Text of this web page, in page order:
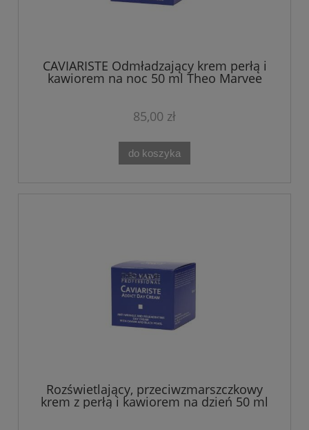
CAVIARISTE Odmładzający krem perłą i
kawiorem na noc 50 ml Theo Marvee
85,00 zł
do koszyka
Rozświetlający, przeciwzmarszczkowy
krem z perłą i kawiorem na dzień 50 ml
Caviariste Theo Marvee